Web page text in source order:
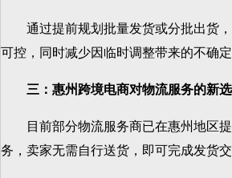
通过提前规划批量发货或分批出货，
可控，同时减少因临时调整带来的不确定
三：惠州跨境电商对物流服务的新
目前部分物流服务商已在惠州地区提
务，卖家无需自行送货，即可完成发货交